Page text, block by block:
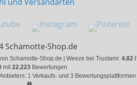
Schamotte-Shop.de
Schamotte-Shop.de | Weeze bei Trustami: 4.82 /
mit22.223 Bewertungen
1 Verkaufs- und 3 Bewertungsplattformen